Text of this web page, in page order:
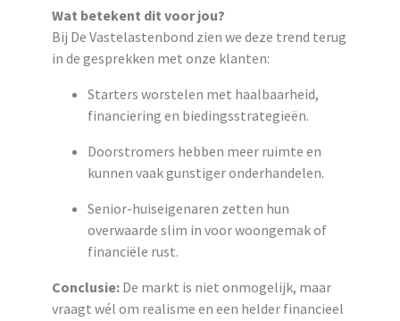
Wat betekent dit voor jou?
Bij De Vastelastenbond zien we deze trend terug
in de gesprekken met onze klanten:
Starters worstelen met haalbaarheid,
financiering en biedingsstrategieën.
Doorstromers hebben meer ruimte en
kunnen vaak gunstiger onderhandelen.
Senior-huiseigenaren zetten hun
overwaarde slim in voor woongemak of
financiële rust.
Conclusie:De markt is niet onmogelijk, maar
vraagt wél om realisme en een helder financieel